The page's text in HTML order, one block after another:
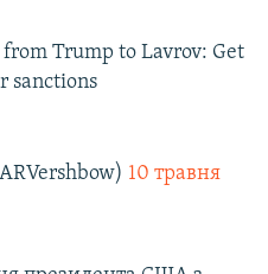
Trump to Lavrov: Get
sanctions
10 травня